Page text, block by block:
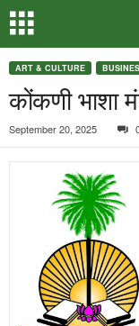
ART & CULTURE
कोंकणी भाशा
September 20, 2025